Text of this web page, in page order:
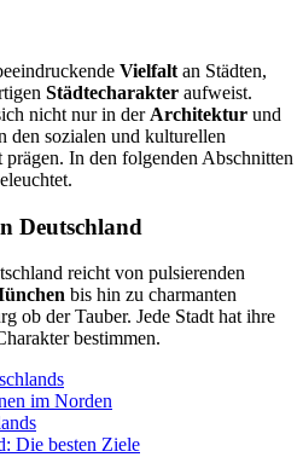
Vielfalt an Städten,
Städtecharakter aufweist.
nicht nur in der Architektur und
den sozialen und kulturellen
prägen. In den folgenden Abschnitten
Deutschland
reicht von pulsierenden
bis hin zu charmanten
ob der Tauber. Jede Stadt hat ihre
bestimmen.
im Norden
Die besten Ziele